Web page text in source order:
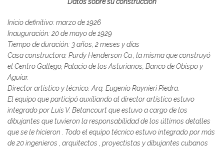
Inicio definitivo: marzo de 1926
Inauguración: 20 de mayo de 1929
Tiempo de duración: 3 años, 2 meses y días
Casa constructora: Purdy Henderson Co., la misma que construyó
el Centro Gallego, Palacio de los Asturianos, Banco de Obispo y
Aguiar.
Director artístico y técnico: Arq. Eugenio Raynieri Piedra.
El equipo que participó auxiliando al director artístico estuvo
integrado por Luis V. Betancourt que estuvo a cargo de los
dibujantes que tuvieron la responsabilidad de los últimos detalles
que se le hicieron . Todo el equipo técnico estuvo integrado por más
de 20 ingenieros , arquitectos , proyectistas y dibujantes cubanos